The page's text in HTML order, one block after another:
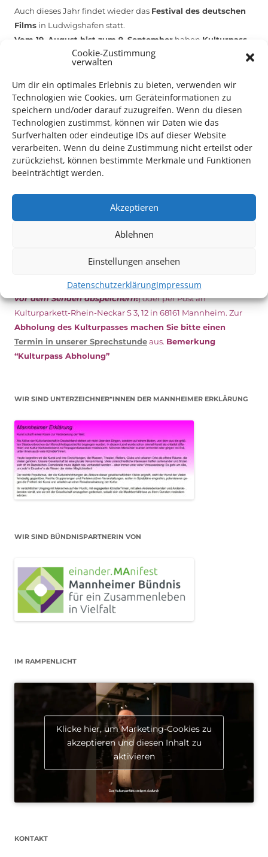
Cookie-Zustimmung
verwalten
Um dir ein optimales Erlebnis zu bieten, verwenden wir
Technologien wie Cookies, um Geräteinformationen zu
speichern und/oder darauf zuzugreifen. Wenn du diesen
Technologien zustimmst, können wir Daten wie das
Surfverhalten oder eindeutige IDs auf dieser Website
verarbeiten. Wenn du deine Zustimmung nicht erteilst oder
zurückziehst, können bestimmte Merkmale und Funktionen
beeinträchtigt werden.
Akzeptieren
Ablehnen
Einstellungen ansehen
DatenschutzerklärungImpressum
Auch dieses Jahr findet wieder das Festival des deutschen
Films in Ludwigshafen statt.
Vom 19. August bist zum 9. September haben Kulturpass-
Inhaber*innen freien Eintrittzu den Vorstellungen – 30
Minuten vor Beginn des Films und solange der Vorrat reicht!
Weitere Details zum Festival finden SieHIER
DIGITAL KULTURPASS BEANTRAGEN
Den Kulturpass können Sie jetzt auch digital beantragen.
zusammen mit dem
an das Kulturparkett zurück: Per E-Mail
info@kulturparkett-rhein-neckar.de(wichtig: Dokument
vor dem Senden abspeichern!) oder per Post an
Kulturparkett-Rhein-Neckar S 3, 12 in 68161 Mannheim. Zur
Abholung des Kulturpasses machen Sie bitte einen
Termin in unserer Sprechstundeaus. Bemerkung
“Kulturpass Abholung”
WIR SIND UNTERZEICHNER*INNEN DER MANNHEIMER ERKLÄRUNG
WIR SIND BÜNDNISPARTNERIN VON
IM RAMPENLICHT
Klicke hier, um Marketing-Cookies zu
akzeptieren und diesen Inhalt zu
aktivieren
KONTAKT